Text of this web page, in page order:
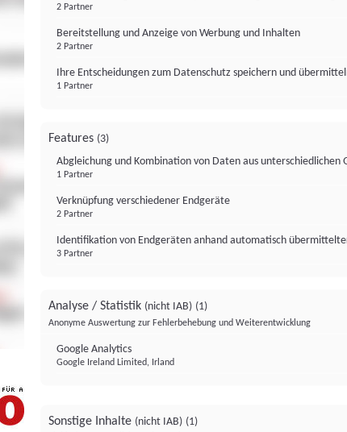
2 Partner
Bereitstellung und Anzeige von Werbung und Inhalten
2 Partner
Ihre Entscheidungen zum Datenschutz speichern und
1 Partner
Features (3)
Abgleichung und Kombination von Daten aus unterschiedlichen
1 Partner
Verknüpfung verschiedener Endgeräte
2 Partner
Identifikation von Endgeräten anhand automatisch
3 Partner
Analyse / Statistik (nicht IAB) (1)
Anonyme Auswertung zur Fehlerbehebung und Weiterentwicklung
Google Analytics
Google Ireland Limited, Irland
Sonstige Inhalte (nicht IAB) (1)